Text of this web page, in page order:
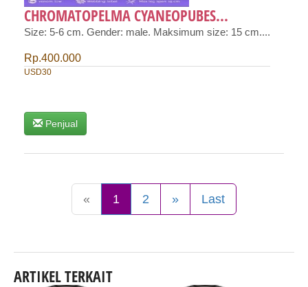
CHROMATOPELMA CYANEOPUBES...
Size: 5-6 cm. Gender: male. Maksimum size: 15 cm....
Rp.400.000
USD30
Penjual
« 1 2 » Last
ARTIKEL TERKAIT